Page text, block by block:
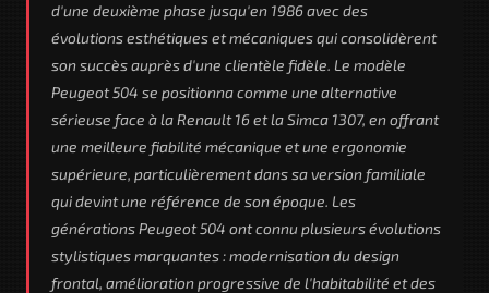
d'une deuxième phase jusqu'en 1986 avec des
évolutions esthétiques et mécaniques qui consolidèrent
son succès auprès d'une clientèle fidèle. Le modèle
Peugeot 504 se positionna comme une alternative
sérieuse face à la Renault 16 et la Simca 1307, en offrant
une meilleure fiabilité mécanique et une ergonomie
supérieure, particulièrement dans sa version familiale
qui devint une référence de son époque. Les
générations Peugeot 504 ont connu plusieurs évolutions
stylistiques marquantes : modernisation du design
frontal, amélioration progressive de l'habitabilité et des